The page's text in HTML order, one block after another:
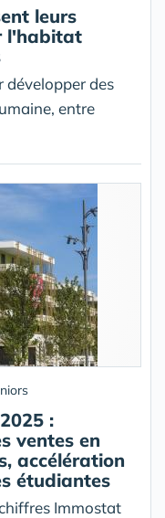
leurs
l'habitat
des
entre
:
ventes en
accélération
étudiantes
Immostat